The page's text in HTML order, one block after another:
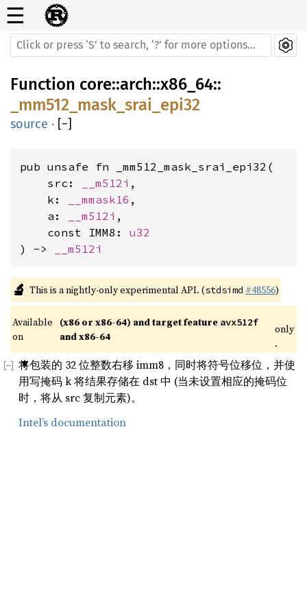
☰
Function core::arch::x86_64::
_mm512_mask_srai_epi32
source · [−]
pub unsafe fn _mm512_mask_srai_epi32(
    src:
__m512i ,
    k:
__mmask16 ,
    a:
__m512i ,
    const IMM8:
u32
) ->
__m512i
🔬 This is a nightly-only experimental API. (stdsimd #48556)
Available
on
(x86 or x86-64) and target feature avx512f
and x86-64
only
.
将包装的 32 位整数右移 imm8，同时将符号位移位，并使
用写掩码 k 将结果存储在 dst 中 (当未设置相应的掩码位
时，将从 src 复制元素)。
Intel’s documentation